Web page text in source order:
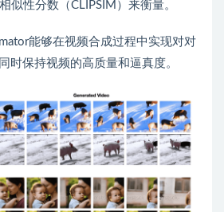
似性分数（CLIPSIM）来衡量。
能够在视频合成过程中实现对对
时保持视频的高质量和逼真度。